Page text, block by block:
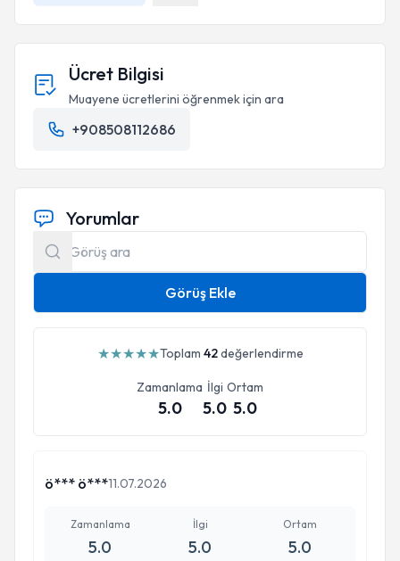
Ücret Bilgisi
Muayene ücretlerini öğrenmek için ara
+908508112686
Yorumlar
Görüş Ekle
★★★★★Toplam 42değerlendirme
Zamanlama
5.0
İlgi
5.0
Ortam
5.0
ö*** ö***11.07.2026
Zamanlama
5.0
İlgi
5.0
Ortam
5.0